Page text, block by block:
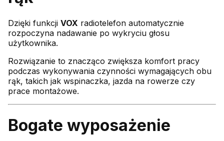
Dzięki funkcji VOX radiotelefon automatycznie
rozpoczyna nadawanie po wykryciu głosu
użytkownika.
Rozwiązanie to znacząco zwiększa komfort pracy
podczas wykonywania czynności wymagających obu
rąk, takich jak wspinaczka, jazda na rowerze czy
prace montażowe.
Bogate wyposażenie